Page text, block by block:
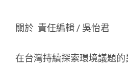
關於 責任編輯 / 吳怡君
在台灣持續探索環境議題